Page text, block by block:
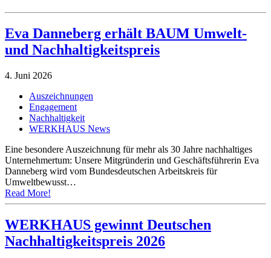
Eva Danneberg erhält BAUM Umwelt-
und Nachhaltigkeitspreis
4. Juni 2026
Auszeichnungen
Engagement
Nachhaltigkeit
WERKHAUS News
Eine besondere Auszeichnung für mehr als 30 Jahre nachhaltiges
Unternehmertum: Unsere Mitgründerin und Geschäftsführerin Eva
Danneberg wird vom Bundesdeutschen Arbeitskreis für
Umweltbewusst…
Read More!
WERKHAUS gewinnt Deutschen
Nachhaltigkeitspreis 2026